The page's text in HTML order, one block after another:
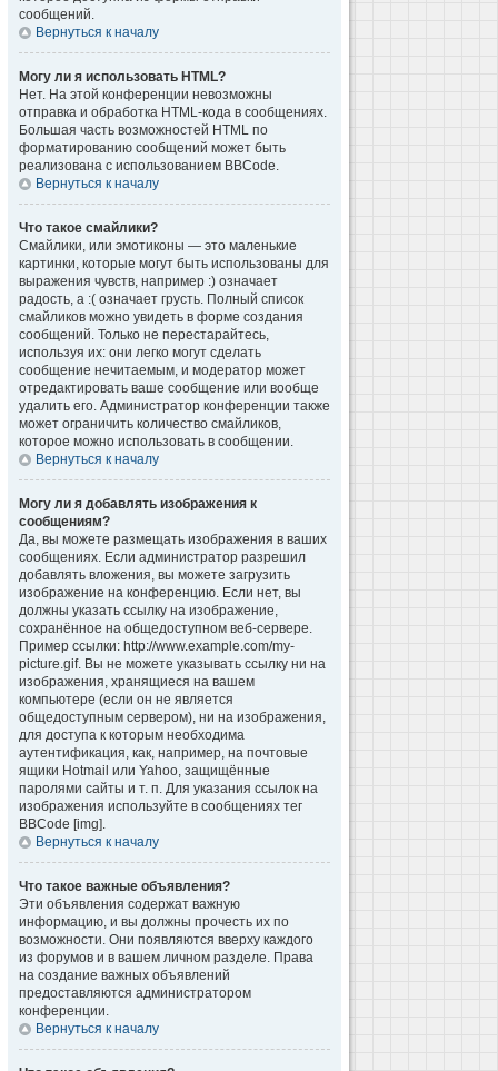
сообщений.
Вернуться к началу
Могу ли я использовать HTML?
Нет. На этой конференции невозможны
отправка и обработка HTML-кода в сообщениях.
Большая часть возможностей HTML по
форматированию сообщений может быть
реализована с использованием BBCode.
Вернуться к началу
Что такое смайлики?
Смайлики, или эмотиконы — это маленькие
картинки, которые могут быть использованы для
выражения чувств, например :) означает
радость, а :( означает грусть. Полный список
смайликов можно увидеть в форме создания
сообщений. Только не перестарайтесь,
используя их: они легко могут сделать
сообщение нечитаемым, и модератор может
отредактировать ваше сообщение или вообще
удалить его. Администратор конференции также
может ограничить количество смайликов,
которое можно использовать в сообщении.
Вернуться к началу
Могу ли я добавлять изображения к
сообщениям?
Да, вы можете размещать изображения в ваших
сообщениях. Если администратор разрешил
добавлять вложения, вы можете загрузить
изображение на конференцию. Если нет, вы
должны указать ссылку на изображение,
сохранённое на общедоступном веб-сервере.
Пример ссылки: http://www.example.com/my-
picture.gif. Вы не можете указывать ссылку ни на
изображения, хранящиеся на вашем
компьютере (если он не является
общедоступным сервером), ни на изображения,
для доступа к которым необходима
аутентификация, как, например, на почтовые
ящики Hotmail или Yahoo, защищённые
паролями сайты и т. п. Для указания ссылок на
изображения используйте в сообщениях тег
BBCode [img].
Вернуться к началу
Что такое важные объявления?
Эти объявления содержат важную
информацию, и вы должны прочесть их по
возможности. Они появляются вверху каждого
из форумов и в вашем личном разделе. Права
на создание важных объявлений
предоставляются администратором
конференции.
Вернуться к началу